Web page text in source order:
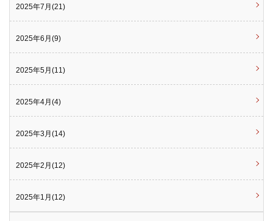
2025年7月(21)
2025年6月(9)
2025年5月(11)
2025年4月(4)
2025年3月(14)
2025年2月(12)
2025年1月(12)